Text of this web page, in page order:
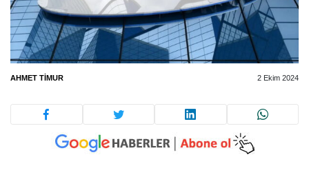
AHMET TIMUR 2 Ekim 2024